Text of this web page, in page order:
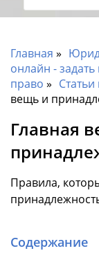
Главная
онлайн -
право
вещь и
Главная
Правила,
Содержание